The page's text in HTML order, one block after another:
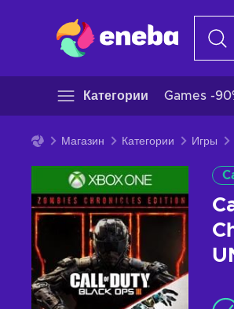
Категории Games -
Магазин Категории Игры